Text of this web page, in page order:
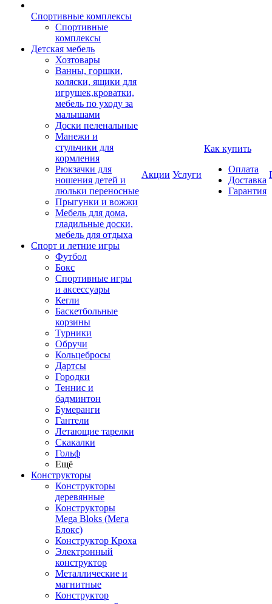
Спортивные комплексы
Спортивные
комплексы
Детская мебель
Хозтовары
Ванны, горшки,
коляски, ящики для
игрушек,кроватки,
мебель по уходу за
малышами
Доски пеленальные
Манежи и
стульчики для
кормления
Рюкзачки для
ношения детей и
люльки переносные
Прыгунки и вожжи
Мебель для дома,
гладильные доски,
мебель для отдыха
Спорт и летние игры
Футбол
Бокс
Спортивные игры
и аксессуары
Кегли
Баскетбольные
корзины
Турники
Обручи
Кольцебросы
Дартсы
Городки
Теннис и
бадминтон
Бумеранги
Гантели
Летающие тарелки
Скакалки
Гольф
Ещё
Конструкторы
Конструкторы
деревянные
Конструкторы
Mega Bloks (Мега
Блокс)
Конструктор Кроха
Электронный
конструктор
Металлические и
магнитные
Конструктор
Акции Услуги
Как купить
Оплата
Доставка
Гарантия